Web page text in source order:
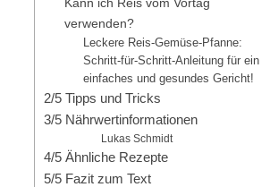
verwenden?
Leckere Reis-Gemüse-Pfanne:
Schritt-für-Schritt-Anleitung für ein
einfaches und gesundes Gericht!
2/5 Tipps und Tricks
3/5 Nährwertinformationen
Lukas Schmidt
4/5 Ähnliche Rezepte
5/5 Fazit zum Text